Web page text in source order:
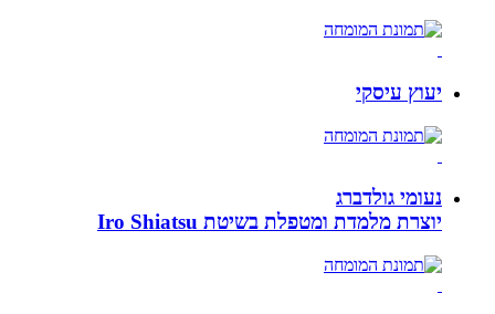
יעוץ עיסקי
נעומי גולדברג
יוצרת מלמדת ומטפלת בשיטת Iro Shiatsu